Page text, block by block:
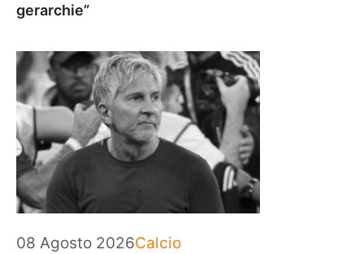
gerarchie”
08 Agosto 2026Categorie
Calcio